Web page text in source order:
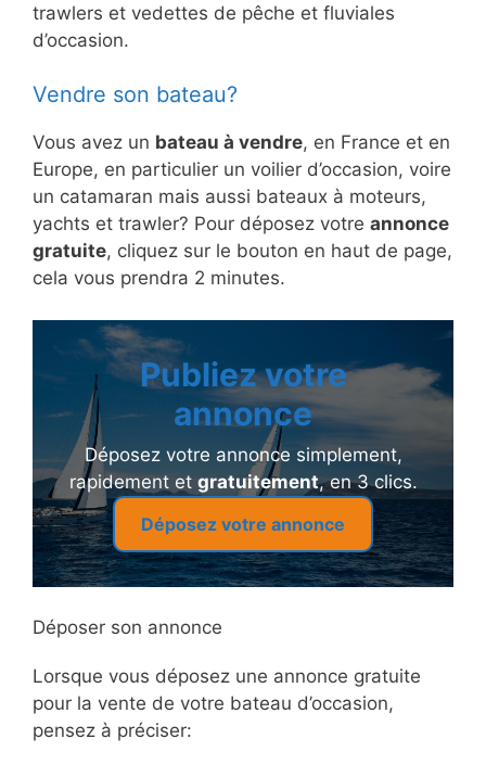
trawlers et vedettes de pêche et fluviales
d’occasion.
Vendre son bateau?
Vous avez un bateau à vendre, en France et en
Europe, en particulier un voilier d’occasion, voire
un catamaran mais aussi bateaux à moteurs,
yachts et trawler? Pour déposez votre annonce
gratuite, cliquez sur le bouton en haut de page,
cela vous prendra 2 minutes.
Publiez votre
annonce
Déposez votre annonce simplement,
rapidement et gratuitement, en 3 clics.
Déposez votre annonce
Déposer son annonce
Lorsque vous déposez une annonce gratuite
pour la vente de votre bateau d’occasion,
pensez à préciser: